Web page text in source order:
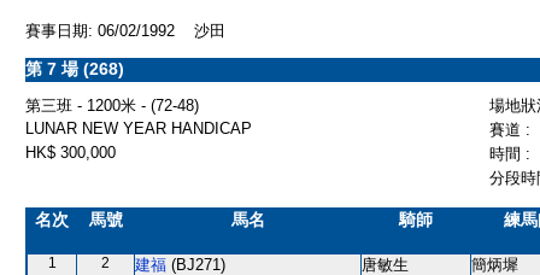
賽事日期: 06/02/1992 沙田
第 7 場 (268)
第三班 - 1200米 - (72-48)
場地
LUNAR NEW YEAR HANDICAP
賽道 :
HK$ 300,000
時間 :
分段
名次 馬號 馬名 騎師 練
1 2 建福 (BJ271) 唐敏生 簡炳墀